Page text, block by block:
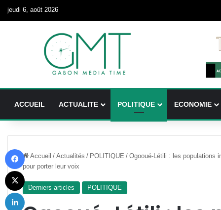
jeudi 6, août 2026
ACCUEIL ACTUALITE POLITIQUE ECONOMIE
Accueil / Actualités / POLITIQUE / Ogooué-Létili : les populations
pour porter leur voix
Derniers articles POLITIQUE
X
Linkedin